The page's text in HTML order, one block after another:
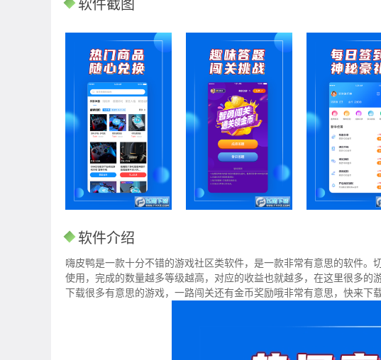
软件截图
软件介绍
嗨皮鸭是一款十分不错的游戏社区类软件，是一款非常有意思的软件。
使用，完成的数量越多等级越高，对应的收益也就越多，在这里很多的
下载很多有意思的游戏，一路闯关还有金币奖励哦非常有意思，快来下载